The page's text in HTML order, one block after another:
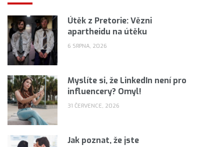
Útěk z Pretorie: Vězni
apartheidu na útěku
6 SRPNA, 2026
Myslíte si, že LinkedIn není pro
influencery? Omyl!
31 ČERVENCE, 2026
Jak poznat, že jste